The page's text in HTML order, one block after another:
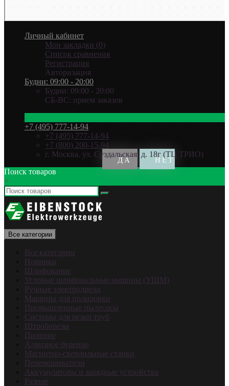
Личный кабинет
Мои закладки (0)
Список сравнения
Регистрация
Авторизация
Будни: 09:00 - 20:00
Будни: 09:00 - 20:00
СБ-ВС: прием заказов
+7 (495) 777-14-94
+7 (495) 777-14-94
+7 (800) 200-15-94
г. Москва. ул. Суздальская, д. 18г (ТЦ ТРИО)
Поиск товаров
×
Все категории
Все категории
Новинки
Шлифование
Угловые шлифовальные машины (УШМ)
Ручные электродрели
Машины для полировки
Промышленные пылесосы
Системы для резки труб
Штроборезы
Пиление
Алмазное бурение
Магнитно-сверлильные станки
Перемешиватели
Аккумуляторы и зарядные устройства
Разное